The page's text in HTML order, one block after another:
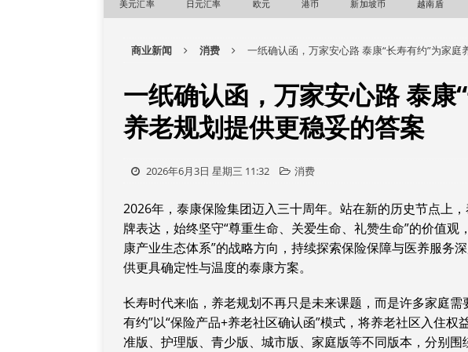
美元汇率 日元汇率 欧元 港币 新加坡币 越南盾
商业新闻 消费 一纸确认函，万家安心路 泰康“长寿有约”为家庭
一纸确认函，万家安心路 泰康
养老规划提供更稳妥的答案
2026年6月3日 星期三 11:32 消费
2026年，泰康保险集团迈入三十周年。站在新的历史节点上
牌表达，始终坚守“尊重生命、关爱生命、礼赞生命”的价值观
康产业生态体系”的战略方向，持续探索保险保障与医养服务
供更具确定性与温度的泰康方案。
长寿时代来临，养老规划不再只是未来课题，而是许多家庭
有约”以“保险产品+养老社区确认函”模式，将养老社区入住
准版、护理版、青少版、城市版、家庭版等不同版本，分别